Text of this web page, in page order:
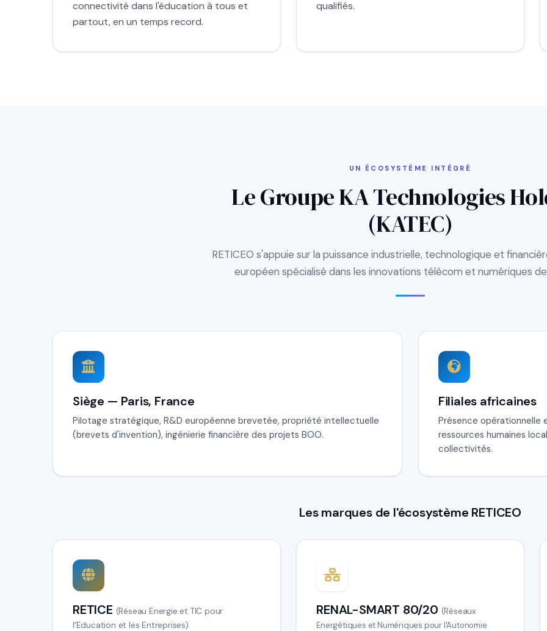
connectivité dans l'éducation à tous et
partout, en un temps record.
qualifiés.
UN ÉCOSYSTÈME INTÉGRÉ
Le Groupe KA Technologies
(KATEC)
RETICEO s'appuie sur la puissance industrielle, technologique et
européen spécialisé dans les innovations télécom et numériques
Siège — Paris, France
Pilotage stratégique, R&D européenne brevetée, propriété intellectuelle
(brevets d'invention), ingénierie financière des projets BOO.
Filiales africaines
Présence opérationnelle
ressources humaines
collectivités.
Les marques de l'écosystème RETICEO
RETICE (Réseau Energie et TIC pour
l'Education et les Entreprises)
RENAL-SMART 80/20 (Réseaux
Energétiques et Numériques pour l'Autonomie